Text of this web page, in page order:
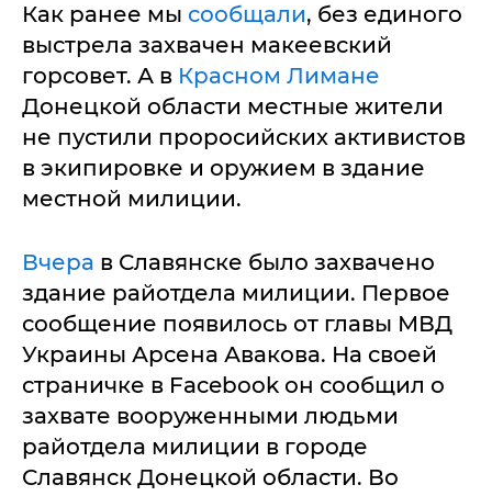
Как ранее мы сообщали, без единого
выстрела захвачен макеевский
горсовет. А в Красном Лимане
Донецкой области местные жители
не пустили проросийских активистов
в экипировке и оружием в здание
местной милиции.
Вчера в Славянске было захвачено
здание райотдела милиции. Первое
сообщение появилось от главы МВД
Украины Арсена Авакова. На своей
страничке в Facebook он сообщил о
захвате вооруженными людьми
райотдела милиции в городе
Славянск Донецкой области. Во